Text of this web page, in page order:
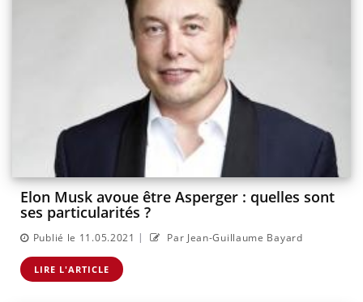
Elon Musk avoue être Asperger : quelles sont
ses particularités ?
Publié le 11.05.2021 | Par Jean-Guillaume Bayard
LIRE L'ARTICLE